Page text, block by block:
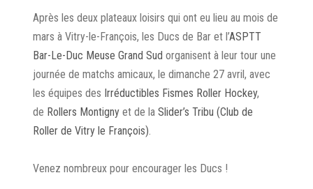
Après les deux plateaux loisirs qui ont eu lieu au mois de
mars à Vitry-le-François, les Ducs de Bar et l’ASPTT
Bar-Le-Duc Meuse Grand Sud organisent à leur tour une
journée de matchs amicaux, le dimanche 27 avril, avec
les équipes des Irréductibles Fismes Roller Hockey,
de Rollers Montigny et de la Slider’s Tribu (Club de
Roller de Vitry le François)
Venez nombreux pour encourager les Ducs !